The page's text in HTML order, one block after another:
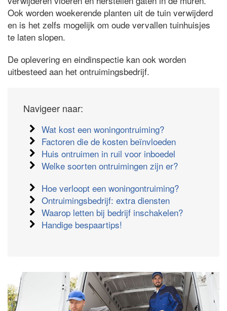
Ook worden woekerende planten uit de tuin verwijderd
en is het zelfs mogelijk om oude vervallen tuinhuisjes
te laten slopen.
De oplevering en eindinspectie kan ook worden
uitbesteed aan het ontruimingsbedrijf.
Navigeer naar:
Wat kost een woningontruiming?
Factoren die de kosten beïnvloeden
Huis ontruimen in ruil voor inboedel
Welke soorten ontruimingen zijn er?
Hoe verloopt een woningontruiming?
Ontruimingsbedrijf: extra diensten
Waarop letten bij bedrijf inschakelen?
Handige bespaartips!